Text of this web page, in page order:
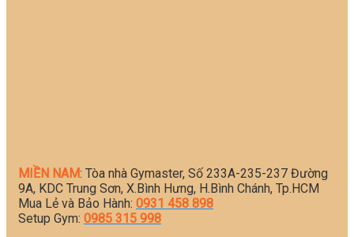
MIỀN NAM: Tòa nhà Gymaster, Số 233A-235-237 Đường
9A, KDC Trung Sơn, X.Bình Hưng, H.Bình Chánh, Tp.HCM
Mua Lẻ và Bảo Hành: 0931 458 898
Setup Gym: 0985 315 998